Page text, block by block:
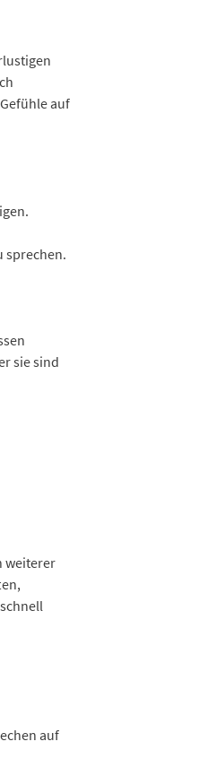
auf
sprechen.
sie sind
weiterer
auf